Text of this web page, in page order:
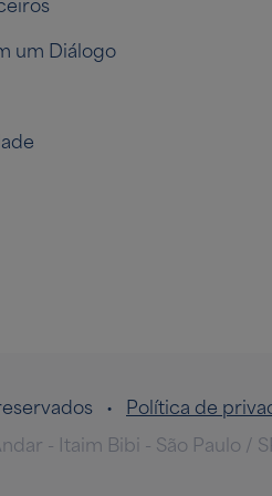
um Diálogo
• Política de
- Itaim Bibi - São Paulo /